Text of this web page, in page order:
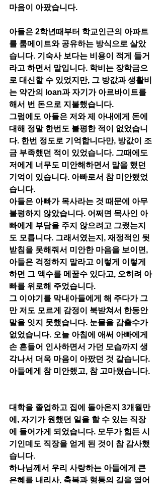
마음이 아팠습니다.
아들은 2학년때부터 학교인근의 아파트
를 룸메이트와 공유하는 방식으로 살았
습니다. 기숙사 보다는 비용이 적게 들거
라고 하면서 말입니다. 학비는 장학금으
로 대신할 수 있었지만, 그 방값과 생활비
는 약간의 loan과 자기가 아르바이트를
해서 번 돈으로 지불했습니다.
그럼에도 아들은 저와 제 아내에게 돈에
대해 정말 한번도 불평한 적이 없었습니
다. 한번 정도로 기억합니다만, 방값이 조
금 부족했던 적이 있었습니다. 그때에도
저에게 너무도 미안해하면서 말을 했던
기억이 있습니다. 아빠로서 참 미안했었
습니다.
아들은 아빠가 목사라는 것 때문에 아무
불평하지 않았습니다. 어쩌면 목사인 아
빠에게 부담을 주지 않으려고 그랬는지
도 모릅니다. 그래서였는지, 재정적인 뒷
받침을 못해줘서 미안한 마음을 보이면,
아들은 걱정하지 말라고 이렇게 이렇게
하면 그 액수를 메꿀수 있다고, 오히려 아
빠를 위로해 주었습니다.
그 이야기를 막내아들에게 해 주다가 그
만 저도 모르게 감정이 북받쳐서 한동안
말을 잇지 못했습니다. 눈물을 감출수가
없었습니다. 오늘 아침에 애써 아빠에게
손 흔들어 인사하면서 가던 모습까지 생
각나서 더욱 마음이 아팠던 것 같습니다.
아들에게 참 미안했고, 참 고마웠습니다.
대학을 졸업하고 집에 돌아온지 3개월만
에, 자기가 원했던 일을 할 수 있는 직장
에 들어가게 되었습니다. 모두가 힘든 시
기인데도 직장을 얻게 된 것이 참 감사했
습니다.
하나님께서 우리 사랑하는 아들에게 큰
은혜를 내리사, 축복과 형통의 길을 열어